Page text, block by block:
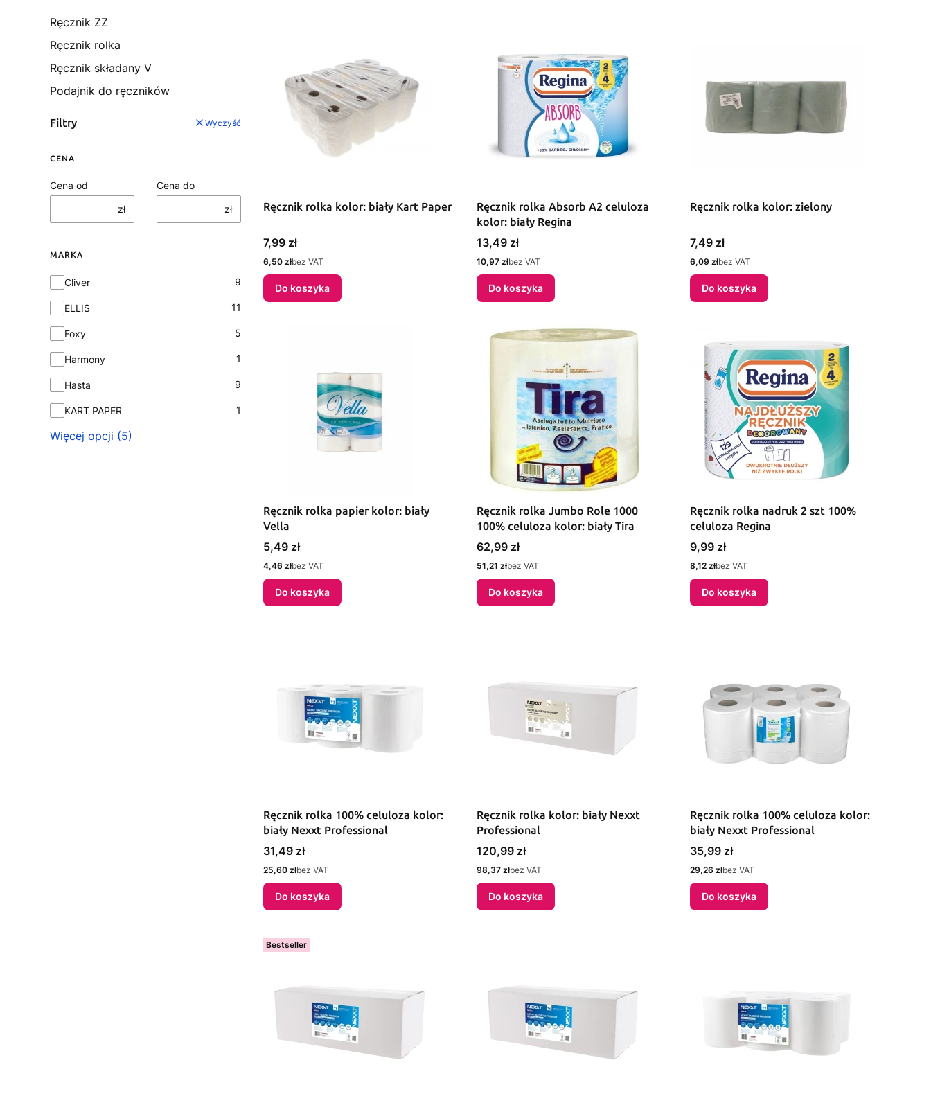
Ręcznik ZZ
Ręcznik rolka
Ręcznik składany V
Podajnik do ręczników
Filtry Wyczyść
CENA
Cena od
zł
Cena do
zł
MARKA
Marka
Cliver 9
ELLIS 11
Foxy 5
Harmony 1
Hasta 9
KART PAPER 1
Więcej opcji (5)
Ręcznik rolka kolor: biały Kart Paper
Cena
7,99 zł
Cena
6,50 złbez VAT
Do koszyka
Ręcznik rolka Absorb A2 celuloza
kolor: biały Regina
Cena
13,49 zł
Cena
10,97 złbez VAT
Do koszyka
Ręcznik rolka kolor: zielony
Cena
7,49 zł
Cena
6,09 złbez VAT
Do koszyka
Ręcznik rolka papier kolor: biały
Vella
Cena
5,49 zł
Cena
4,46 złbez VAT
Do koszyka
Ręcznik rolka Jumbo Role 1000
100% celuloza kolor: biały Tira
Cena
62,99 zł
Cena
51,21 złbez VAT
Do koszyka
Ręcznik rolka nadruk 2 szt 100%
celuloza Regina
Cena
9,99 zł
Cena
8,12 złbez VAT
Do koszyka
Ręcznik rolka 100% celuloza kolor:
biały Nexxt Professional
Cena
31,49 zł
Cena
25,60 złbez VAT
Do koszyka
Ręcznik rolka kolor: biały Nexxt
Professional
Cena
120,99 zł
Cena
98,37 złbez VAT
Do koszyka
Ręcznik rolka 100% celuloza kolor:
biały Nexxt Professional
Cena
35,99 zł
Cena
29,26 złbez VAT
Do koszyka
Bestseller